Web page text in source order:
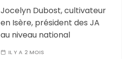
Jocelyn Dubost, cultivateur
en Isère, président des JA
au niveau national
IL Y A 2 MOIS